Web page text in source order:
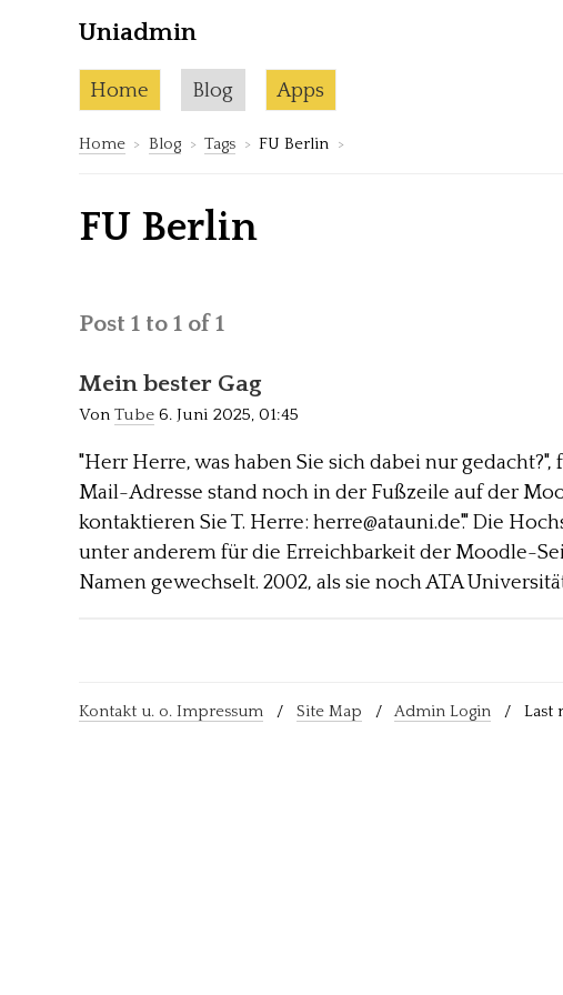
Uniadmin
Skip to content
Home Current page:
Blog Apps
Home Blog Tags FU Berlin
FU Berlin
Post 1 to 1 of 1
Mein bester Gag
VonTube 6. Juni 2025, 01:45
"Herr Herre, was haben Sie sich dabei nur
Mail-Adresse stand noch in der Fußzeile auf der
kontaktieren Sie T. Herre: herre@atauni.de'." Die
unter anderem für die Erreichbarkeit der Moodle-
Namen gewechselt. 2002, als sie noch ATA
Kontakt u. o. Impressum /Site Map /Admin Login / Last